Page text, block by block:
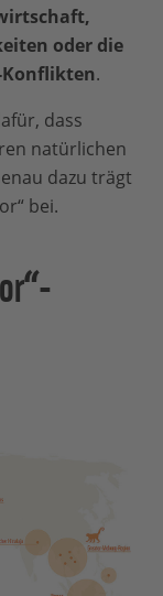
oder die
Konflikten.
dass
natürlichen
dazu trägt
bei.